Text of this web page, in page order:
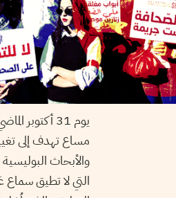
يوم 31 أكتوبر الماضي،
مساع تهدف إلى
والأبحاث
التي لا تطيق سماع